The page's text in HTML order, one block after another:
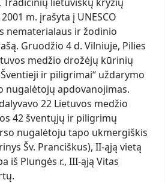
m. įrašyta į UNESCO
nematerialaus ir žodinio
Gruodžio 4 d. Vilniuje, Pilies
medžio drožėjų kūrinių
ir piligrimai“ uždarymo
nugalėtojų apdovanojimas.
22 Lietuvos medžio
42 šventųjų ir piligrimų
nugalėtoju tapo ukmergiškis
Šv. Pranciškus), II-ąją vietą
iš Plungės r., III-ąją Vitas